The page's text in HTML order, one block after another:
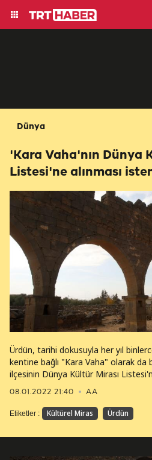
Dünya
'Kara Vaha'nın Dünya
Listesi'ne alınması
08.01.2022 21:40 AA
Ürdün, tarihi dokusuyla her yıl
kentine bağlı "Kara Vaha" olarak da
ilçesinin Dünya Kültür Mirası
Etiketler : Kültürel Miras Ürdün